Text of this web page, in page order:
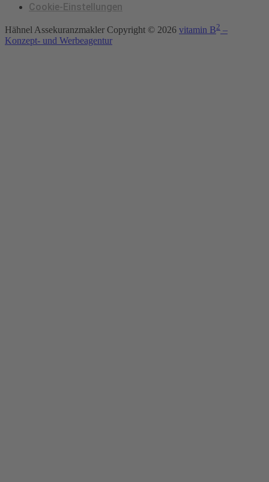
Cookie-Einstellungen
Hähnel Assekuranzmakler Copyright © 2026 vitamin B2 –
Konzept- und Werbeagentur